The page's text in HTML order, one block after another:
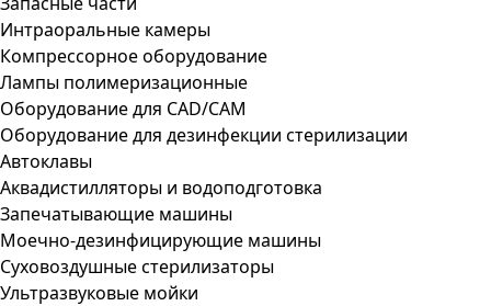
Интраоральные камеры
Компрессорное оборудование
Лампы полимеризационные
Оборудование для CAD/CAM
Оборудование для дезинфекции стерилизации
Автоклавы
Аквадистилляторы и водоподготовка
Запечатывающие машины
Моечно-дезинфицирующие машины
Суховоздушные стерилизаторы
Ультразвуковые мойки